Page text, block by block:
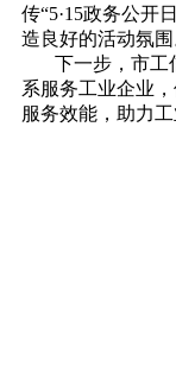
传“5·15政务公开
造良好的活动氛围
下一步，市工
系服务工业企业
服务效能，助力